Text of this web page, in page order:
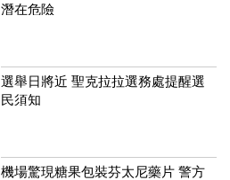
潛在危險
選舉日將近 聖克拉拉選務處提醒選
民須知
機場驚現糖果包裝芬太尼藥片 警方